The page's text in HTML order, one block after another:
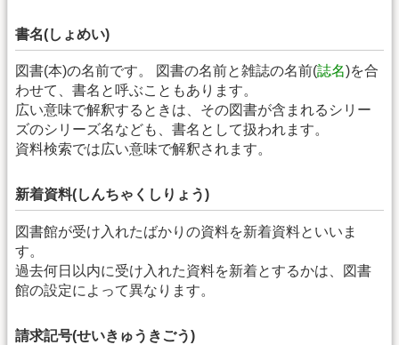
書名(しょめい)
図書(本)の名前です。 図書の名前と雑誌の名前(誌名)を合
わせて、書名と呼ぶこともあります。
広い意味で解釈するときは、その図書が含まれるシリー
ズのシリーズ名なども、書名として扱われます。
資料検索では広い意味で解釈されます。
新着資料(しんちゃくしりょう)
図書館が受け入れたばかりの資料を新着資料といいま
す。
過去何日以内に受け入れた資料を新着とするかは、図書
館の設定によって異なります。
請求記号(せいきゅうきごう)